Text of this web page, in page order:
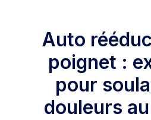
Auto
poignet :
pour
douleurs